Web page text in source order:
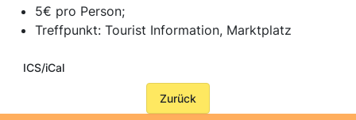
5€ pro Person;
Treffpunkt: Tourist Information, Marktplatz
ICS/iCal
Zurück